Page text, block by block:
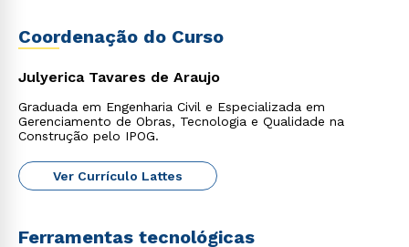
Coordenação do Curso
Julyerica Tavares de Araujo
Graduada em Engenharia Civil e Especializada em
Gerenciamento de Obras, Tecnologia e Qualidade na
Construção pelo IPOG.
Ver Currículo Lattes
Ferramentas tecnológicas